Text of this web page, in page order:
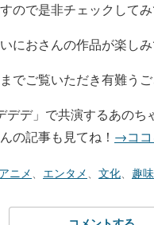
ので是非チェックしてみ
におさんの作品が楽しみ
でご覧いただき有難うご
デデ」で共演するあのち
の記事も見てね！ →ココ
アニメ エンタメ 文化 趣味